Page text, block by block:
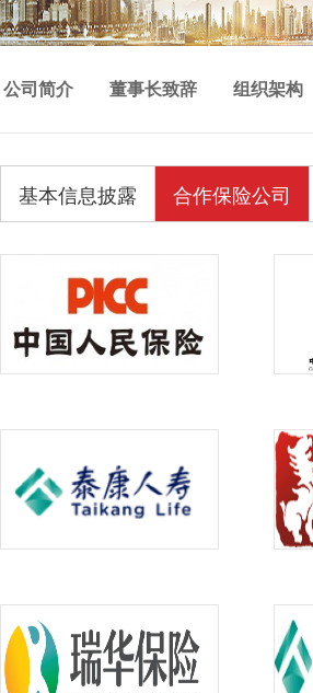
公司简介 董事长致辞 组织架构
基本信息披露 合作保险公司